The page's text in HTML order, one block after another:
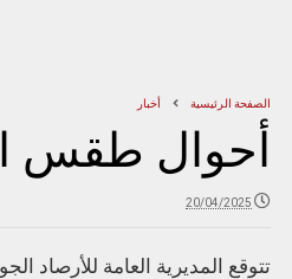
الصفحة الرئيسية أخبار
أحوال طقس
20/04/2025
تتوقع المديرية العامة للأرصاد